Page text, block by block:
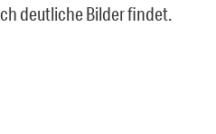
deutliche Bilder findet.